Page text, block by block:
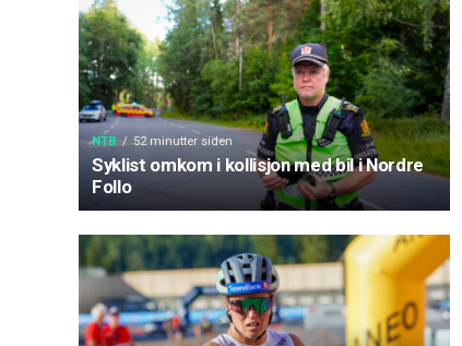
NTB 52 minutter siden
Syklist omkom i kollisjon med bil i Nordre
Follo